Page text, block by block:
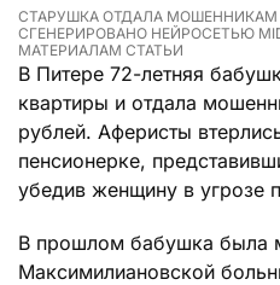
СТАРУШКА ОТДАЛА
СГЕНЕРИРОВАНО НЕЙРОСЕТЬЮ
МАТЕРИАЛАМ СТАТЬИ
В Питере 72-летняя
квартиры и отдала
рублей. Аферисты
пенсионерке,
убедив женщину в угрозе
В прошлом бабушка была
Максимилиановской